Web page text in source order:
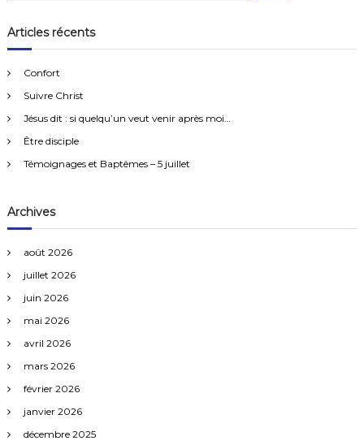
v
i
g
a
t
i
o
n
d
e
s
a
h
e
c
h
e
:
c
Articles récents
Confort
Suivre Christ
Jésus dit : si quelqu’un veut venir après moi…
Être disciple
Témoignages et Baptêmes – 5 juillet
Archives
août 2026
juillet 2026
juin 2026
mai 2026
avril 2026
mars 2026
février 2026
janvier 2026
décembre 2025